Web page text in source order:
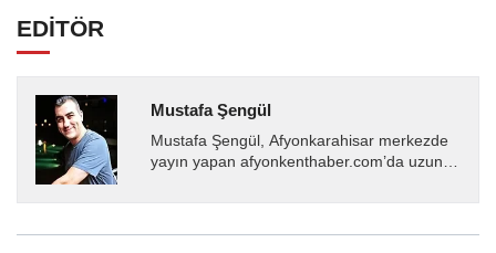
EDİTÖR
Mustafa Şengül
Mustafa Şengül, Afyonkarahisar merkezde
yayın yapan afyonkenthaber.com’da uzun
almakta, haber akışı...